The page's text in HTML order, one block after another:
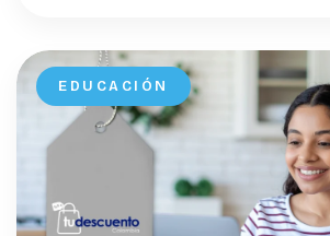
EDUCACIÓN